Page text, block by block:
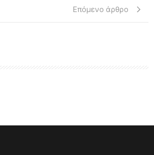
Επόμενο άρθρο